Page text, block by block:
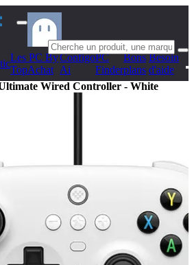
Les PC By
TopAchat
Configo
Ai
PC
Finder
Bons
plans
Besoin
d'aide
Wired Controller - White